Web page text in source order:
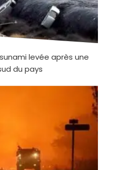
levée après une
du pays